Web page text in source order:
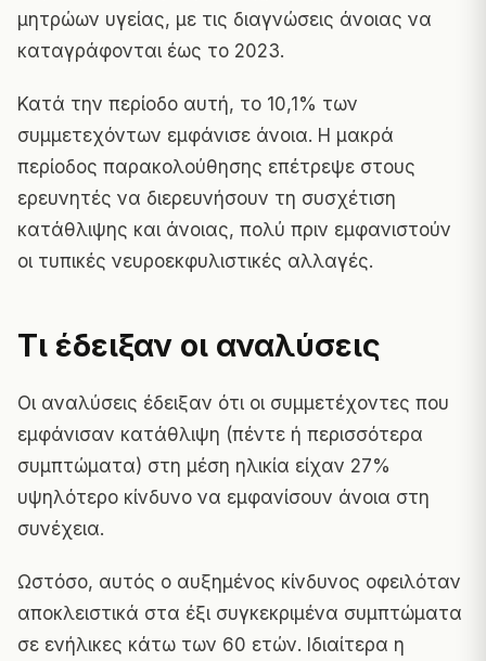
μητρώων υγείας, με τις διαγνώσεις άνοιας να
καταγράφονται έως το 2023.
Κατά την περίοδο αυτή, το 10,1% των
συμμετεχόντων εμφάνισε άνοια. Η μακρά
περίοδος παρακολούθησης επέτρεψε στους
ερευνητές να διερευνήσουν τη συσχέτιση
κατάθλιψης και άνοιας, πολύ πριν εμφανιστούν
οι τυπικές νευροεκφυλιστικές αλλαγές.
Τι έδειξαν οι αναλύσεις
Οι αναλύσεις έδειξαν ότι οι συμμετέχοντες που
εμφάνισαν κατάθλιψη (πέντε ή περισσότερα
συμπτώματα) στη μέση ηλικία είχαν 27%
υψηλότερο κίνδυνο να εμφανίσουν άνοια στη
συνέχεια.
Ωστόσο, αυτός ο αυξημένος κίνδυνος οφειλόταν
αποκλειστικά στα έξι συγκεκριμένα συμπτώματα
σε ενήλικες κάτω των 60 ετών. Ιδιαίτερα η